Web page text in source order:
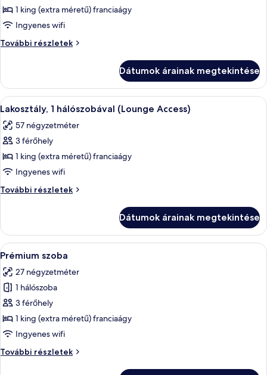
megtekintése:
Executive
(Lounge
1 king (extra méretű) franciaágy
Ingyenes wifi
További részletek
Executive
további
részletei
Dátumok árainak megtekintése
A
következő
szoba
összes
képének
megtekintése:
Lakosztály,
1
(Lounge
Access)
Egy szállodai szoba, amelyben egy
9
Lakosztály, 1 hálószobával (Lounge Access)
57 négyzetméter
3 férőhely
1 king (extra méretű) franciaágy
Ingyenes wifi
További részletek
Lakosztály,
Access)
további
részletei
Dátumok árainak megtekintése
A
következő
szoba
összes
képének
megtekintése:
Prémium
Egy szállodai szoba, amelyben egy
6
Prémium szoba
27 négyzetméter
1 hálószoba
3 férőhely
1 king (extra méretű) franciaágy
Ingyenes wifi
További részletek
Prémium